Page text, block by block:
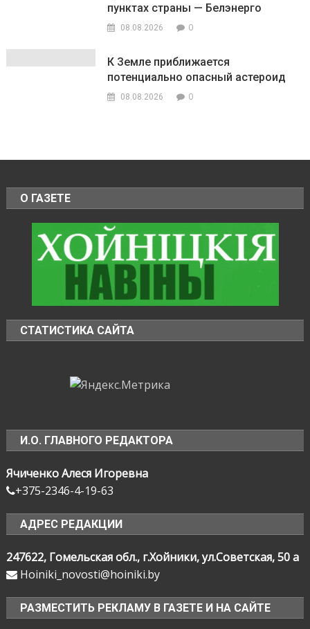
пунктах страны — Белэнерго
08.08.2026 0
К Земле приближается
потенциально опасный астероид
08.08.2026 0
О ГАЗЕТЕ
СТАТИСТИКА САЙТА
И.О. ГЛАВНОГО РЕДАКТОРА
Ячиченко Алеся Игоревна
+375-2346-4-19-63
АДРЕС РЕДАКЦИИ
247622, Гомельская обл., г.Хойники, ул.Советская, 50 а
Hoiniki_novosti@hoiniki.by
РАЗМЕСТИТЬ РЕКЛАМУ В ГАЗЕТЕ И НА САЙТЕ